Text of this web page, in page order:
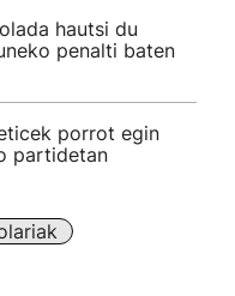
hautsi du
penalti baten
porrot egin
partidetan